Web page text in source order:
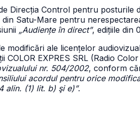
Direcția Control pentru posturile
din Satu-Mare pentru
„Audiențe în direct”, edițiile din
modificări ale licențelor
COLOR EXPRES SRL (Radio
nr. 504/2002, conform
acordul pentru orice
alin. (1) lit. b) şi e)”.